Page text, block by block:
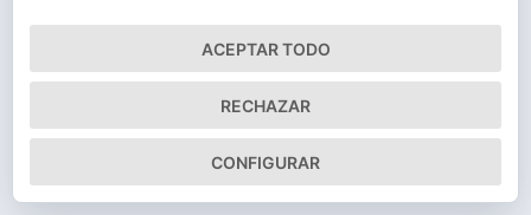
ACEPTAR TODO
RECHAZAR
CONFIGURAR